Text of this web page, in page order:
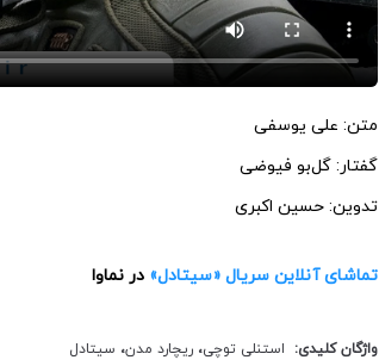
متن: علی یوسفی
گفتار: گل‌بو فیوضی
تدوین: حسین اکبری
تماشای آنلاین سریال «سیتادل» در نماوا
واژگان کلیدی: استنلی توچی، ریچارد مدن، سیتادل